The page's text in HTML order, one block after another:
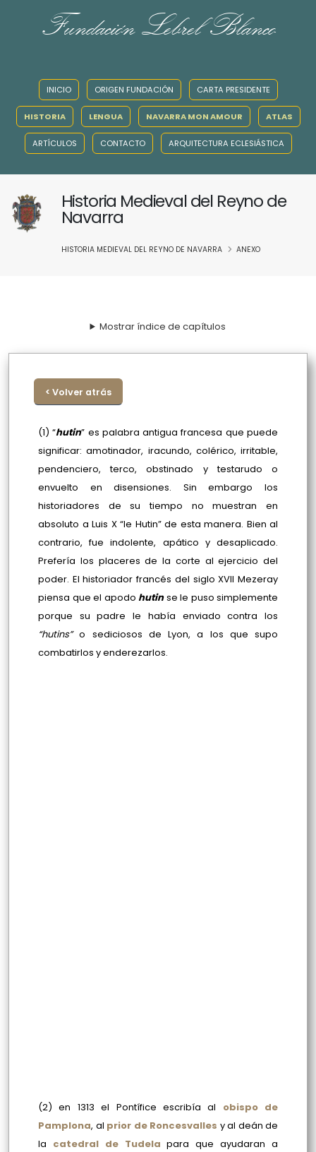
Fundación Lebrel Blanco
INICIO ORIGEN FUNDACIÓN CARTA PRESIDENTE
HISTORIA LENGUA NAVARRA MON AMOUR ATLAS
ARTÍCULOS CONTACTO ARQUITECTURA ECLESIÁSTICA
Historia Medieval del Reyno de
Navarra
HISTORIA MEDIEVAL DEL REYNO DE NAVARRA ANEXO
Mostrar índice de capítulos
< Volver atrás
(1) “hutin” es palabra antigua francesa que puede
significar: amotinador, iracundo, colérico, irritable,
pendenciero, terco, obstinado y testarudo o
envuelto en disensiones. Sin embargo los
historiadores de su tiempo no muestran en
absoluto a Luis X “le Hutin” de esta manera. Bien al
contrario, fue indolente, apático y desaplicado.
Prefería los placeres de la corte al ejercicio del
poder. El historiador francés del siglo XVII Mezeray
piensa que el apodo hutinse le puso simplemente
porque su padre le había enviado contra los
“hutins”o sediciosos de Lyon, a los que supo
combatirlos y enderezarlos.
(2) en 1313 el Pontífice escribía al obispo de
Pamplona, al prior de Roncesvalles y al deán de
la catedral de Tudela para que ayudaran a